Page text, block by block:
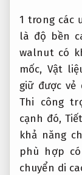
1 trong các
là độ bền
walnut có
mốc, Vật
giữ được
Thi công
cạnh đó,
khả năng
phù hợp
chuyển di